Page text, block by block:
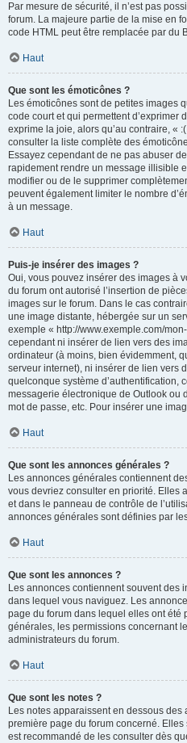
Par mesure de sécurité, il n’est pas
forum. La majeure partie de la mise en
code HTML peut être remplacée par du
Haut
Que sont les émoticônes ?
Les émoticônes sont de petites images
code court et qui permettent d’exprimer
exprime la joie, alors qu’au contraire, «
consulter la liste complète des
Essayez cependant de ne pas abuser
rapidement rendre un message illisible
modifier ou de le supprimer
peuvent également limiter le nombre
à un message.
Haut
Puis-je insérer des images ?
Oui, vous pouvez insérer des images à
du forum ont autorisé l’insertion de
images sur le forum. Dans le cas
une image distante, hébergée sur un
exemple « http://www.exemple.com/
cependant ni insérer de lien vers des
ordinateur (à moins, bien évidemment,
serveur internet), ni insérer de lien vers
quelconque système d’authentification,
messagerie électronique de Outlook ou
mot de passe, etc. Pour insérer une
Haut
Que sont les annonces générales ?
Les annonces générales contiennent
vous devriez consulter en priorité. Elles
et dans le panneau de contrôle de
annonces générales sont définies par
Haut
Que sont les annonces ?
Les annonces contiennent souvent des
dans lequel vous naviguez. Les
page du forum dans lequel elles ont été
générales, les permissions concernant
administrateurs du forum.
Haut
Que sont les notes ?
Les notes apparaissent en dessous
première page du forum concerné. Elles
est recommandé de les consulter dès